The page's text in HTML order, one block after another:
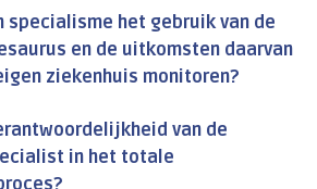
specialisme het gebruik van de
en de uitkomsten daarvan
ziekenhuis monitoren?
van de
in het totale